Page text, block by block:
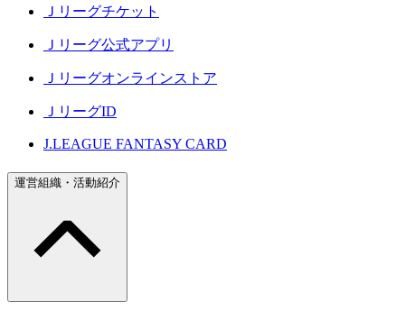
Ｊリーグチケット
Ｊリーグ公式アプリ
Ｊリーグオンラインストア
ＪリーグID
J.LEAGUE FANTASY CARD
運営組織・活動紹介